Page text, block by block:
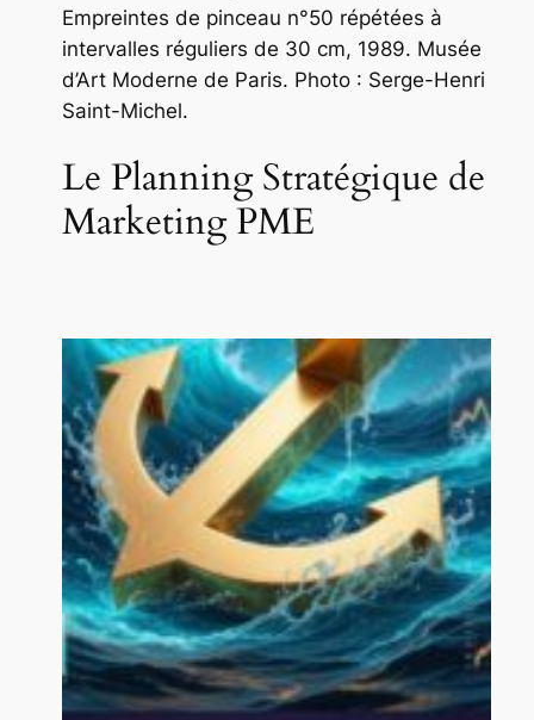
Empreintes de pinceau n°50 répétées à
intervalles réguliers de 30 cm, 1989. Musée
d’Art Moderne de Paris. Photo : Serge-Henri
Saint-Michel.
Le Planning Stratégique de
Marketing PME